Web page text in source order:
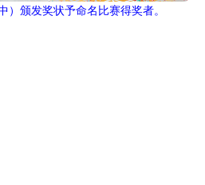
颁发奖状予命名比赛得奖者。